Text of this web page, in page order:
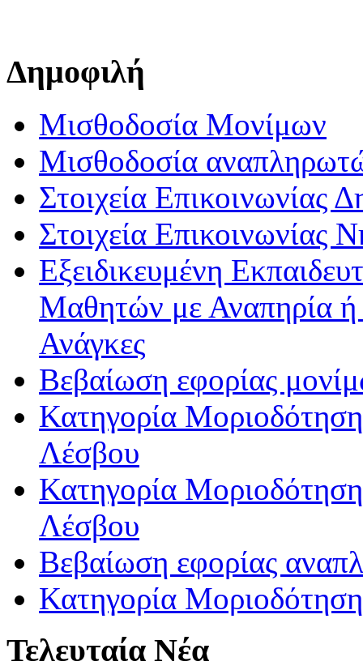
Δημοφιλή
Μισθοδοσία Μονίμων
Μισθοδοσία
Στοιχεία Επικοινωνίας
Στοιχεία Επικοινωνίας
Εξειδικευμένη
Μαθητών με Αναπηρία ή /
Ανάγκες
Βεβαίωση εφορίας
Κατηγορία
Λέσβου
Κατηγορία
Λέσβου
Βεβαίωση εφορίας
Κατηγορία
Τελευταία Νέα